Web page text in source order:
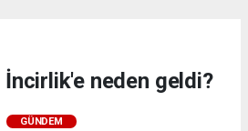
İncirlik'e neden geldi?
GÜNDEM